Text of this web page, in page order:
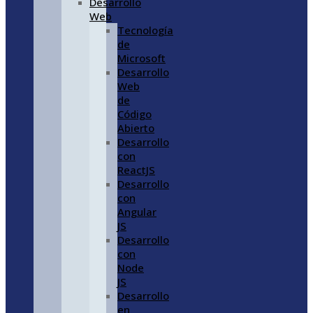
Web
Tecnología
de
Microsoft
Desarrollo
Web
de
Código
Abierto
Desarrollo
con
ReactJS
Desarrollo
con
Angular
JS
Desarrollo
con
Node
JS
Desarrollo
en